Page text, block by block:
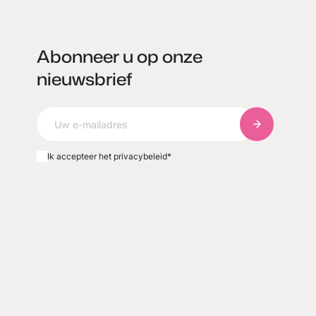
Abonneer u op onze
nieuwsbrief
Abonneer u
Ik accepteer het privacybeleid*